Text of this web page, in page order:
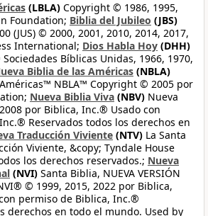
(LBLA) Copyright © 1986, 1995,
Foundation; Biblia del Jubileo (JBS)
(JUS) © 2000, 2001, 2010, 2014, 2017,
International; Dios Habla Hoy (DHH)
Bíblicas Unidas, 1966, 1970,
Biblia de las Américas (NBLA)
NBLA™ Copyright © 2005 por
Nueva Biblia Viva (NBV) Nueva
por Biblica, Inc.® Usado con
Reservados todos los derechos en
Traducción Viviente (NTV) La Santa
Viviente, &copy; Tyndale House
los derechos reservados.; Nueva
(NVI) Santa Biblia, NUEVA VERSIÓN
© 1999, 2015, 2022 por Biblica,
permiso de Biblica, Inc.®
derechos en todo el mundo. Used by